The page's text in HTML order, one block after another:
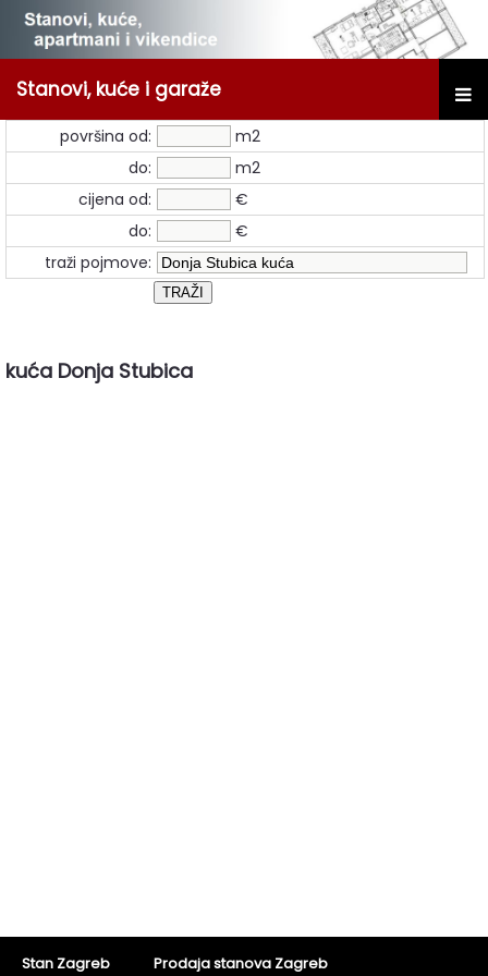
Stanovi, kuće i garaže
površina od:
m2
do:
m2
cijena od:
€
do:
€
traži pojmove:
kuća Donja Stubica
Stan Zagreb Prodaja stanova Zagreb